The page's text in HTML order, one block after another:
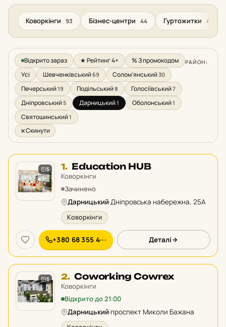
Коворкінги 93 Бізнес-центри 44 Гуртожитки 42
Відкрито зараз ★ Рейтинг 4+ % З промокодом РАЙОН:
Усі Шевченківський69 Солом’янський30
Печерський19 Подільський8 Голосіївський7
Дніпровський5 Дарницький1 Оболонський1
Святошинський1
Скинути
5 1. Місце
1
у
Education HUB
Коворкінги
Зачинено
Дарницький·Дніпровська набережна, 25А
Коворкінги
+380 68 355 4··· Деталі
5 2. Місце
2
у
рейтингу:
Coworking Cowrex
Коворкінги
Відкрито до 21:00
Дарницький·проспект Миколи Бажана